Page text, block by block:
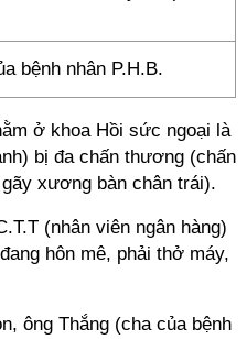
bệnh nhân P.H.B.
ở khoa Hồi sức ngoại là
bị đa chấn thương (chấn
xương bàn chân trái).
(nhân viên ngân hàng)
hôn mê, phải thở máy,
ông Thắng (cha của bệnh